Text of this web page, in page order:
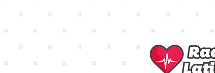
Música Cristiana Online |